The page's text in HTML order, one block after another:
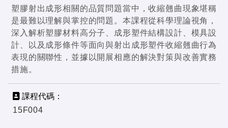
塑膠射出成形相關的品質問題當中，收縮翹曲現象堪稱
是最難以理解與掌控的問題。本課程從科學理論視角，
深入解析塑膠材料高分子、成形塑件結構設計、模具設
計、以及成形條件等面向與射出成形塑件收縮翹曲行為
表現的關聯性，並據以開展相應的解決對策與改善實務
措施。
課程代碼：
15F004